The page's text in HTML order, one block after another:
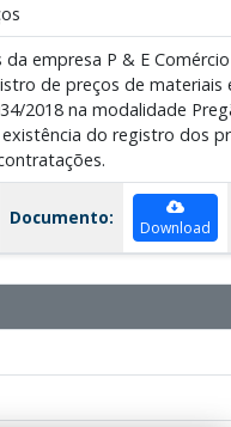
empresa P & E
de preços de
2018 na modalidade
do registro dos
Documento: Download